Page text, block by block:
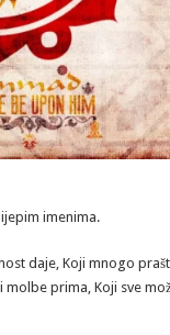
imenima.
daje, Koji mnogo
molbe prima, Koji sve